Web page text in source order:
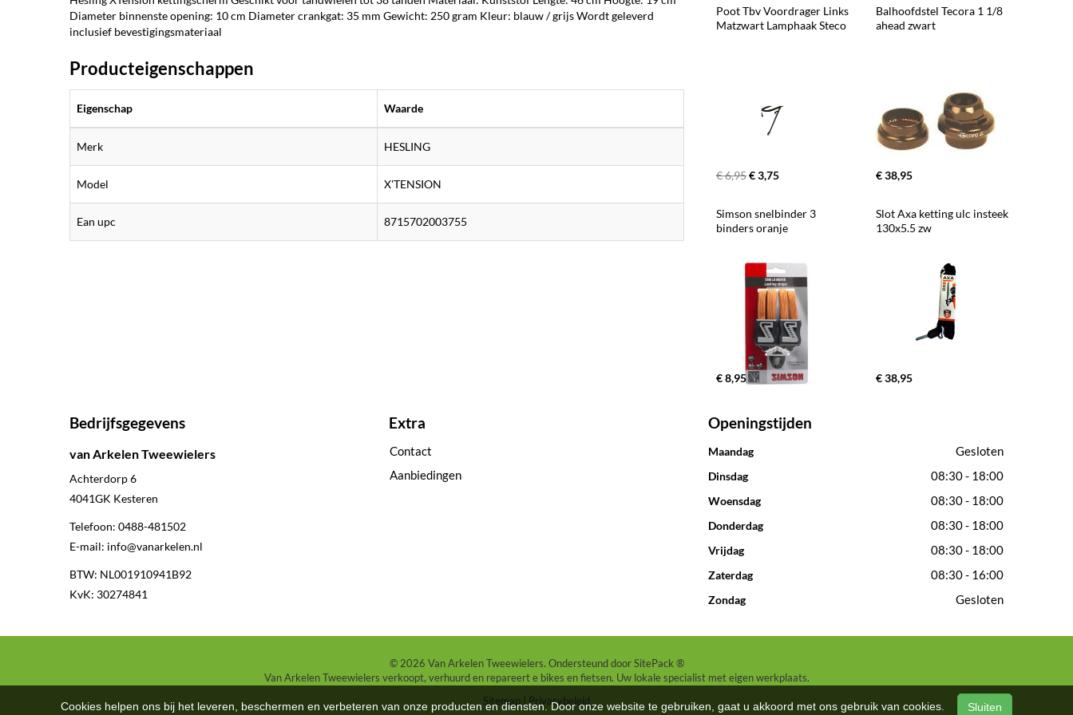
Diameter binnenste opening: 10 cm Diameter crankgat: 35 mm Gewicht: 250 gram Kleur: blauw / grijs Wordt geleverd
inclusief bevestigingsmateriaal
Producteigenschappen
Eigenschap Waarde
Merk HESLING
Model X'TENSION
Ean upc 8715702003755
Poot Tbv Voordrager Links
Matzwart Lamphaak Steco
€ 6,95€ 3,75
Balhoofdstel Tecora 1 1/8
ahead zwart
€ 38,95
Simson snelbinder 3
binders oranje
€ 8,95
Slot Axa ketting ulc insteek
130x5.5 zw
€ 38,95
Bedrijfsgegevens
van Arkelen Tweewielers
Achterdorp 6
4041GK Kesteren
Telefoon: 0488-481502
E-mail: info@vanarkelen.nl
BTW: NL001910941B92
KvK: 30274841
Extra
Contact
Aanbiedingen
Openingstijden
Maandag Gesloten
Dinsdag 08:30 - 18:00
Woensdag 08:30 - 18:00
Donderdag 08:30 - 18:00
Vrijdag 08:30 - 18:00
Zaterdag 08:30 - 16:00
Zondag Gesloten
© 2026 Van Arkelen Tweewielers. Ondersteund doorSitePack ®
Van Arkelen Tweewielers verkoopt, verhuurd en repareert e bikes en fietsen. Uw lokale specialist met eigen werkplaats.
Sitemap
Privacybeleid
Cookies helpen ons bij het leveren, beschermen en verbeteren van onze producten en diensten. Door onze website te gebruiken, gaat u akkoord met ons gebruik van cookies. Sluiten